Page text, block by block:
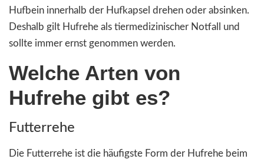
Hufbein innerhalb der Hufkapsel drehen oder absinken.
Deshalb gilt Hufrehe als tiermedizinischer Notfall und
sollte immer ernst genommen werden.
Welche Arten von
Hufrehe gibt es?
Futterrehe
Die Futterrehe ist die häufigste Form der Hufrehe beim